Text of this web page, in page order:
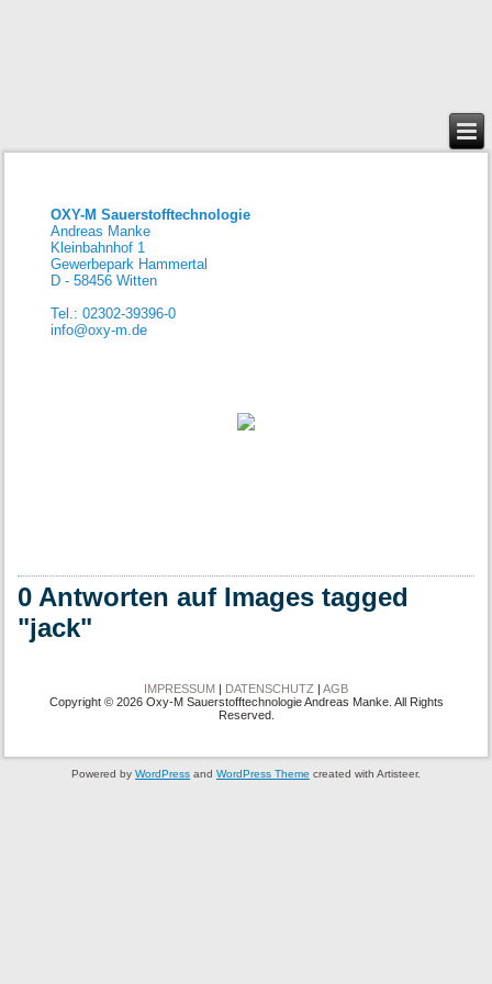
OXY-M Sauerstofftechnologie
Andreas Manke
Kleinbahnhof 1
Gewerbepark Hammertal
D - 58456 Witten
Tel.: 02302-39396-0
info@oxy-m.de
0 Antworten auf Images tagged
"jack"
IMPRESSUM | DATENSCHUTZ | AGB
Copyright © 2026 Oxy-M Sauerstofftechnologie Andreas Manke. All Rights
Reserved.
Powered by WordPress and WordPress Theme created with Artisteer.